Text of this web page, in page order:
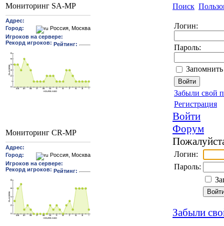
Мониторинг SA-MP
Мониторинг CR-MP
Поиск
Логин:
Пароль:
Забыли свой
Регистрация
Войти
Форум
Логин:
Пароль:
Забыли